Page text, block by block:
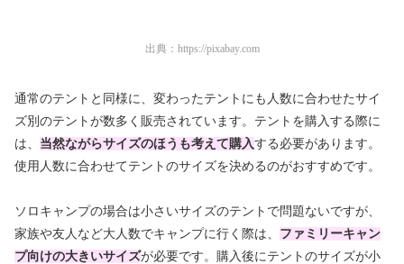
出典： https://pixabay.com
通常のテントと同様に、変わったテントにも人数に合わせたサイ
ズ別のテントが数多く販売されています。テントを購入する際に
は、 当然ながらサイズのほうも考えて購入する必要があります。
使用人数に合わせてテントのサイズを決めるのがおすすめです。
ソロキャンプの場合は小さいサイズのテントで問題ないですが、
家族や友人など大人数でキャンプに行く際は、 ファミリーキャン
プ向けの大きいサイズが必要です。購入後にテントのサイズが小